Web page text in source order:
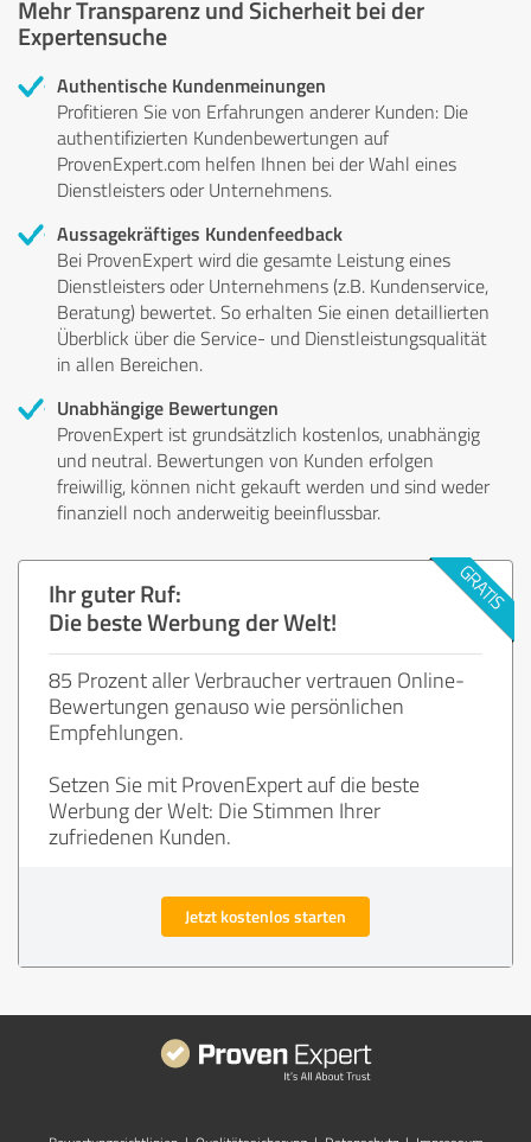
Mehr Transparenz und Sicherheit bei der
Expertensuche
Authentische Kundenmeinungen
Profitieren Sie von Erfahrungen anderer Kunden: Die
authentifizierten Kundenbewertungen auf
ProvenExpert.com helfen Ihnen bei der Wahl eines
Dienstleisters oder Unternehmens.
Aussagekräftiges Kundenfeedback
Bei ProvenExpert wird die gesamte Leistung eines
Dienstleisters oder Unternehmens (z.B. Kundenservice,
Beratung) bewertet. So erhalten Sie einen detaillierten
Überblick über die Service- und Dienstleistungsqualität
in allen Bereichen.
Unabhängige Bewertungen
ProvenExpert ist grundsätzlich kostenlos, unabhängig
und neutral. Bewertungen von Kunden erfolgen
freiwillig, können nicht gekauft werden und sind weder
finanziell noch anderweitig beeinflussbar.
Ihr guter Ruf:
Die beste Werbung der Welt!
85 Prozent aller Verbraucher vertrauen Online-
Bewertungen genauso wie persönlichen
Empfehlungen.
Setzen Sie mit ProvenExpert auf die beste
Werbung der Welt: Die Stimmen Ihrer
zufriedenen Kunden.
Jetzt kostenlos starten